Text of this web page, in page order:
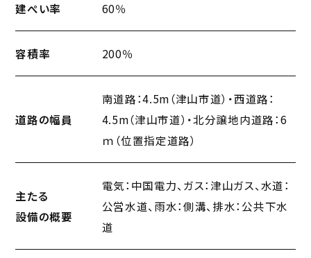
建ぺい率 60％
容積率 200％
道路の幅員
南道路：4.5m（津山市道）・西道路：
4.5m（津山市道）・北分譲地内道路：6
ｍ（位置指定道路）
主たる
設備の概要
電気：中国電力、ガス：津山ガス、水道：
公営水道、雨水：側溝、排水：公共下水
道